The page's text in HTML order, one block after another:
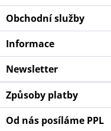
Obchodní služby
Informace
Newsletter
Způsoby platby
Od nás posíláme PPL